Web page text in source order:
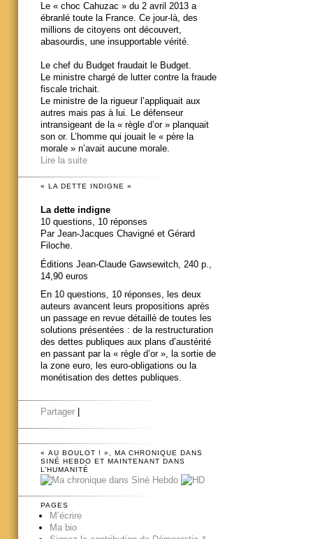
Le « choc Cahuzac » du 2 avril 2013 a
ébranlé toute la France. Ce jour-là, des
millions de citoyens ont découvert,
abasourdis, une insupportable vérité.
Le chef du Budget fraudait le Budget.
Le ministre chargé de lutter contre la fraude
fiscale trichait.
Le ministre de la rigueur l’appliquait aux
autres mais pas à lui. Le défenseur
intransigeant de la « règle d’or » planquait
son or. L’homme qui jouait le « père la
morale » n’avait aucune morale.
Lire la suite
« LA DETTE INDIGNE »
La dette indigne
10 questions, 10 réponses
Par Jean-Jacques Chavigné et Gérard
Filoche.
Éditions Jean-Claude Gawsewitch, 240 p.,
14,90 euros
En 10 questions, 10 réponses, les deux
auteurs avancent leurs propositions après
un passage en revue détaillé de toutes les
solutions présentées : de la restructuration
des dettes publiques aux plans d’austérité
en passant par la « règle d’or », la sortie de
la zone euro, les euro-obligations ou la
monétisation des dettes publiques.
Partager
« AU BOULOT ! », MA CHRONIQUE DANS
SINÉ HEBDO ET MAINTENANT DANS
L’HUMANITÉ
PAGES
M’écrire
Ma bio